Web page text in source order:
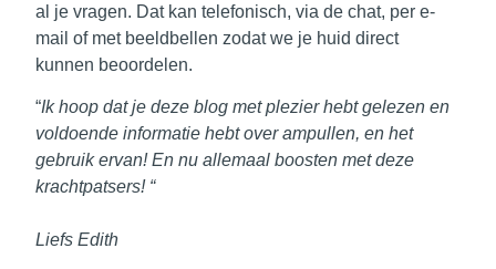
al je vragen. Dat kan telefonisch, via de chat, per e-
mail of met beeldbellen zodat we je huid direct
kunnen beoordelen.
“Ik hoop dat je deze blog met plezier hebt gelezen en
voldoende informatie hebt over ampullen, en het
gebruik ervan! En nu allemaal boosten met deze
krachtpatsers! “
Liefs Edith